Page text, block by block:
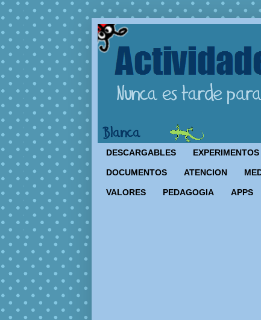
DESCARGABLES EXPERIMENTOS
DOCUMENTOS ATENCION
VALORES PEDAGOGIA APPS